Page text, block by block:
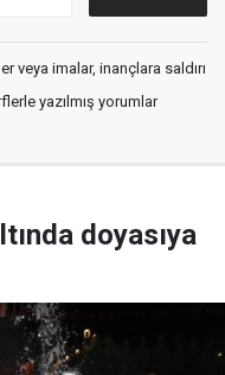
veya imalar, inançlara saldırı
yazılmış yorumlar
doyasıya